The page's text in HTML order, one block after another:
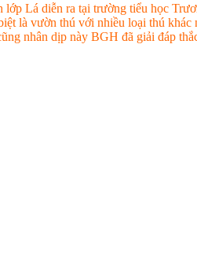
lớp Lá diễn ra tại trường tiểu học
là vườn thú với nhiều loại thú
nhân dịp này BGH đã giải đáp